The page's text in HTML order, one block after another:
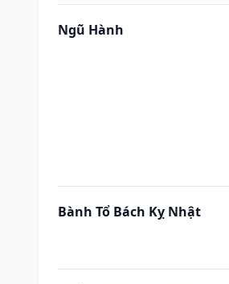
Ngũ Hành
Bành Tổ Bách Kỵ Nhật